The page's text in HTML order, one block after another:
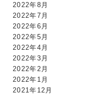
2022年8月
2022年7月
2022年6月
2022年5月
2022年4月
2022年3月
2022年2月
2022年1月
2021年12月